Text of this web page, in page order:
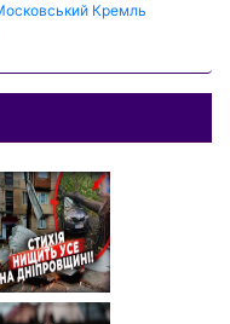
Кремль